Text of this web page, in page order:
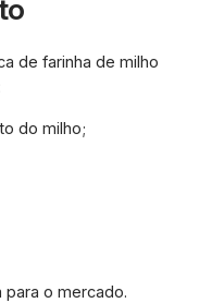
de farinha de milho
do milho;
para o mercado.